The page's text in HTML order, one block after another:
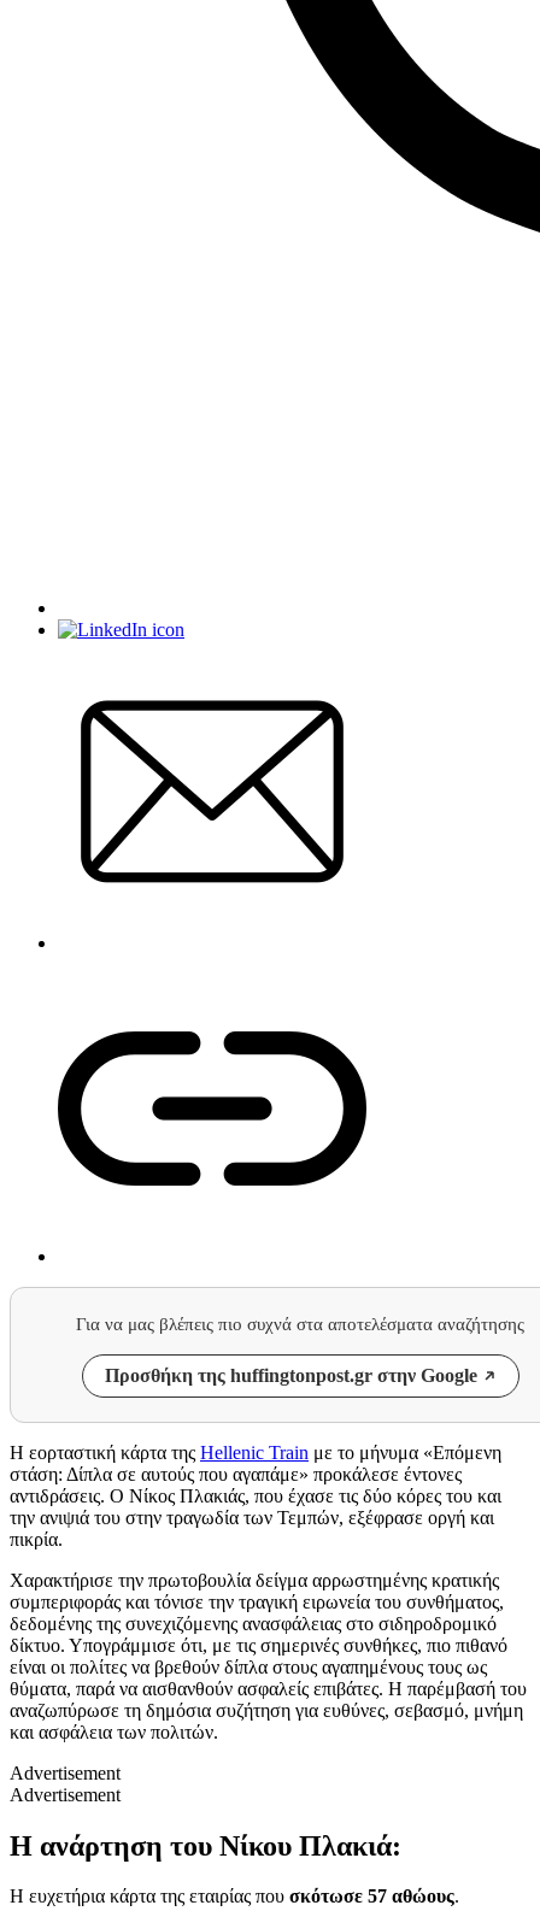
Για να μας βλέπεις πιο συχνά στα αποτελέσματα αναζήτησης
Προσθήκη της huffingtonpost.gr στην Google
Η εορταστική κάρτα της Hellenic Train με το μήνυμα «Επόμενη
στάση: Δίπλα σε αυτούς που αγαπάμε» προκάλεσε έντονες
αντιδράσεις. Ο Νίκος Πλακιάς, που έχασε τις δύο κόρες του και
την ανιψιά του στην τραγωδία των Τεμπών, εξέφρασε οργή και
πικρία.
Χαρακτήρισε την πρωτοβουλία δείγμα αρρωστημένης κρατικής
συμπεριφοράς και τόνισε την τραγική ειρωνεία του συνθήματος,
δεδομένης της συνεχιζόμενης ανασφάλειας στο σιδηροδρομικό
δίκτυο. Υπογράμμισε ότι, με τις σημερινές συνθήκες, πιο πιθανό
είναι οι πολίτες να βρεθούν δίπλα στους αγαπημένους τους ως
θύματα, παρά να αισθανθούν ασφαλείς επιβάτες. Η παρέμβασή του
αναζωπύρωσε τη δημόσια συζήτηση για ευθύνες, σεβασμό, μνήμη
και ασφάλεια των πολιτών.
Advertisement
Advertisement
Η ανάρτηση του Νίκου Πλακιά:
Η ευχετήρια κάρτα της εταιρίας που σκότωσε 57 αθώους.